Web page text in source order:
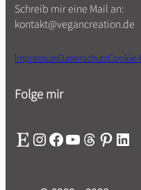
Schreib mir eine Mail an:
kontakt@vegancreation.de
ImpressumDatenschutz
Folge mir
Etsy InstagramFacebook YouTube Threads Pinterest LinkedIn